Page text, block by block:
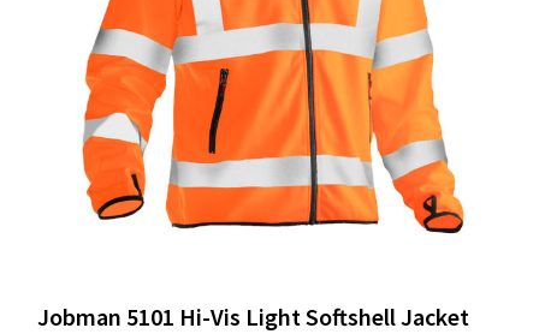
Jobman 5101 Hi-Vis Light Softshell Jacket